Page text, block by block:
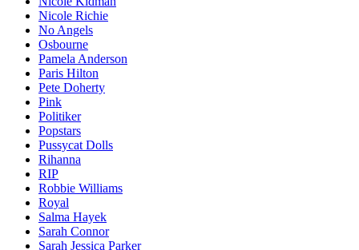
Nicole Richie
No Angels
Osbourne
Pamela Anderson
Paris Hilton
Pete Doherty
Pink
Politiker
Popstars
Pussycat Dolls
Rihanna
RIP
Robbie Williams
Royal
Salma Hayek
Sarah Connor
Sarah Jessica Parker